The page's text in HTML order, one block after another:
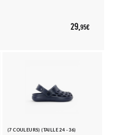
29,95€
(7 COULEURS) (TAILLE 24 - 36)